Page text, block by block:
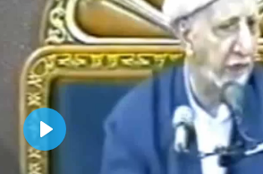
Play